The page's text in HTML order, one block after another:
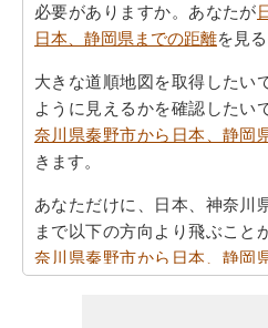
必要がありますか。あなたが
日本、静岡県までの距離を見
大きな道順地図を取得したい
ように見えるかを確認したい
奈川県秦野市から日本、静岡
きます。
あなただけに、日本、神奈川
まで以下の方向より飛ぶこと
奈川県秦野市から日本、静岡